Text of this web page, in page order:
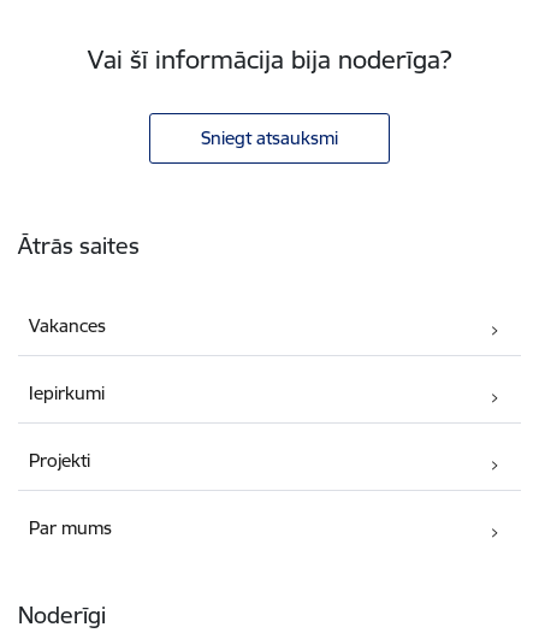
Vai šī informācija bija noderīga?
Sniegt atsauksmi
Ātrās saites
Vakances
Iepirkumi
Projekti
Par mums
Noderīgi